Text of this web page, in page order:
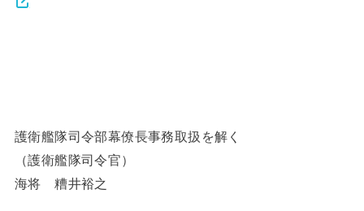
護衛艦隊司令部幕僚長事務取扱を解く
（護衛艦隊司令官）
海将 糟井裕之